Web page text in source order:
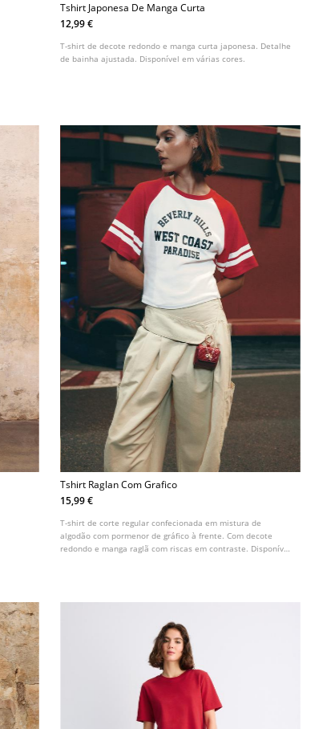
Tshirt Japonesa De Manga Curta
12,99 €
T-shirt de decote redondo e manga curta japonesa. Detalhe
de bainha ajustada. Disponível em várias cores.
Tshirt Raglan Com Grafico
15,99 €
T-shirt de corte regular confecionada em mistura de
algodão com pormenor de gráfico à frente. Com decote
redondo e manga raglã com riscas em contraste. Disponível